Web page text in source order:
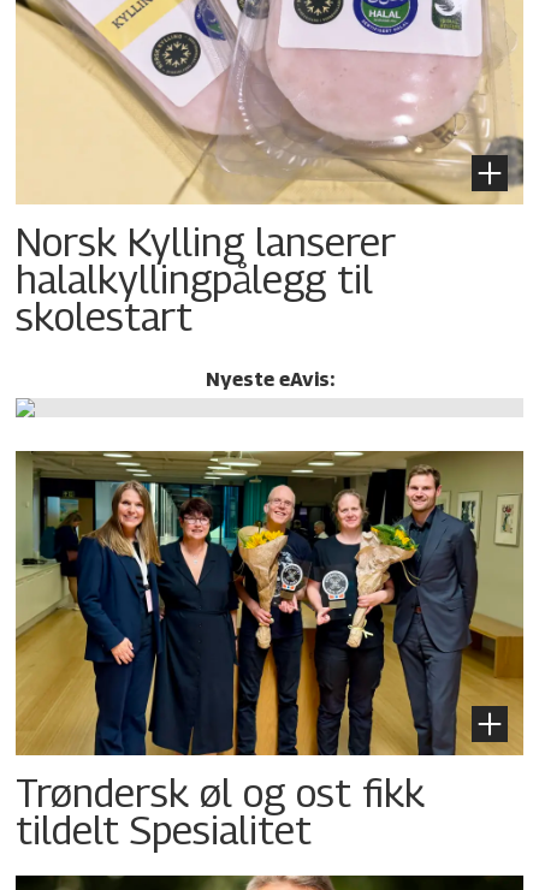
Norsk Kylling lanserer
halalkylling­pålegg til
skolestart
Nyeste eAvis:
Trøndersk øl og ost fikk
tildelt Spesialitet